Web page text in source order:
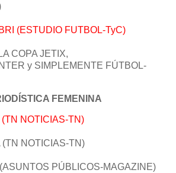
(ESTUDIO FUTBOL-TyC)
COPA JETIX,
y SIMPLEMENTE FÚTBOL-
FEMENINA
NOTICIAS-TN)
(TN NOTICIAS-TN)
PÚBLICOS-MAGAZINE)